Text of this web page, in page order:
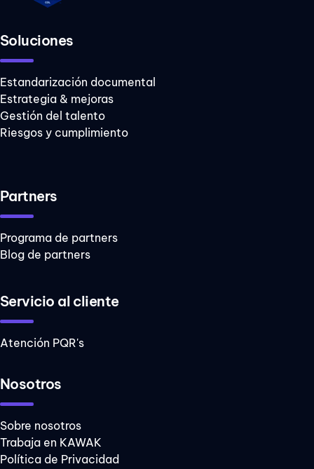
Soluciones
Estandarización documental
Estrategia & mejoras
Gestión del talento
Riesgos y cumplimiento
Partners
Programa de partners
Blog de partners
Servicio al cliente
Atención PQR's
Nosotros
Sobre nosotros
Trabaja en KAWAK
Política de Privacidad